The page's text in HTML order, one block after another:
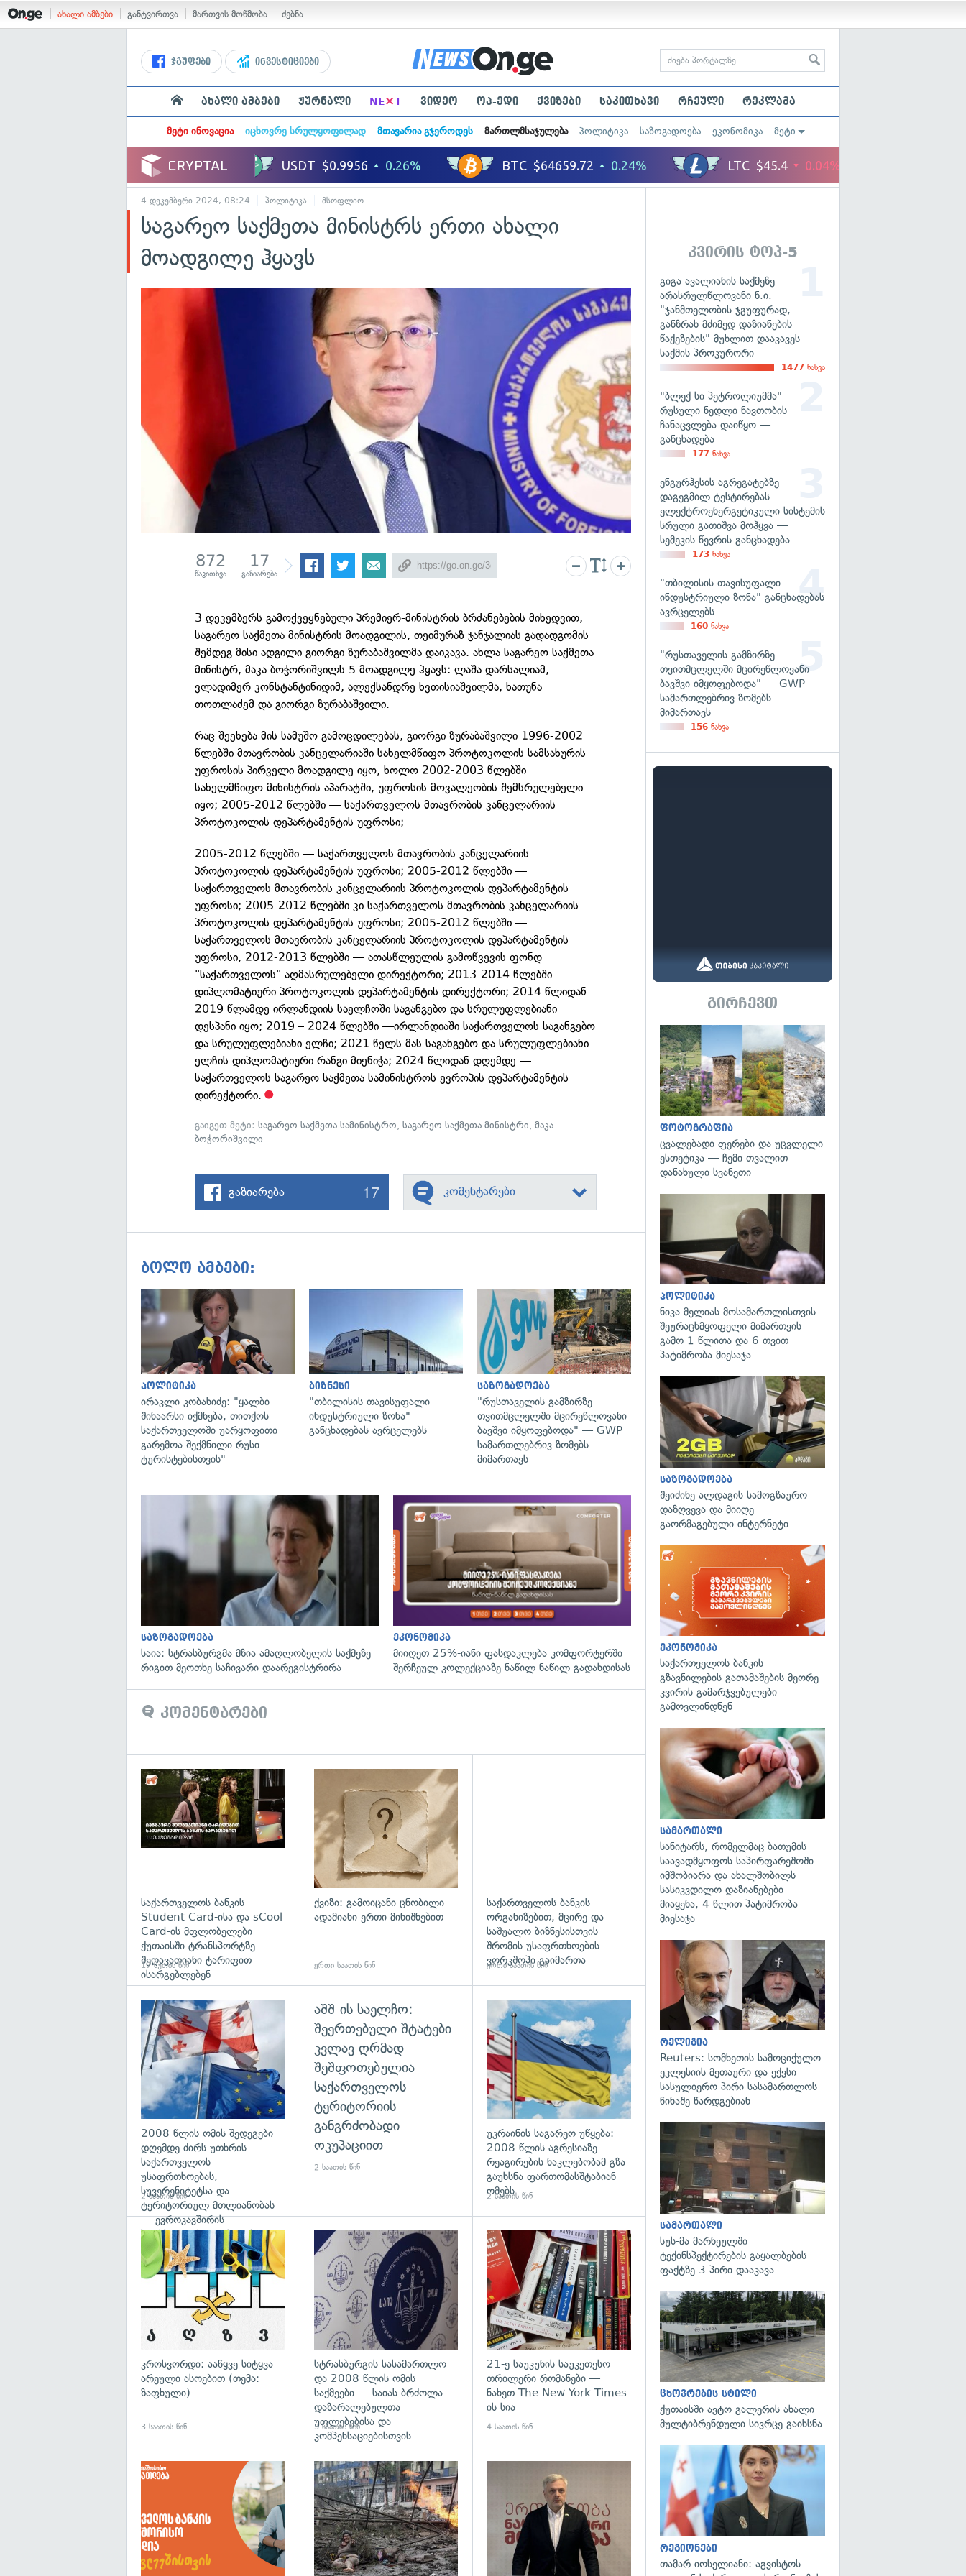
ახალი ამბები განტვირთვა მართვის მოწმობა ძებნა
ჯგუფები ინვესტიციები
ახალი ამბები ჟურნალი NE×T ვიდეო ოპ-ედი ქვიზები საკითხავი რჩეული რეკლამა
მეტი ინოვაცია იცხოვრე სრულყოფილად მთავარია გჯეროდეს მართლმსაჯულება პოლიტიკა საზოგადოება ეკონომიკა მეტი
4 დეკემბერი 2024, 08:24 პოლიტიკა მსოფლიო
საგარეო საქმეთა მინისტრს ერთი ახალი
მოადგილე ჰყავს
872
წაკითხვა
17
გაზიარება
3 დეკემბერს გამოქვეყნებული პრემიერ-მინისტრის ბრძანებების მიხედვით,
საგარეო საქმეთა მინისტრის მოადგილის, თეიმურაზ ჯანჯალიას გადადგომის
შემდეგ მისი ადგილი გიორგი ზურაბაშვილმა დაიკავა. ახლა საგარეო საქმეთა
მინისტრ, მაკა ბოჭორიშვილს 5 მოადგილე ჰყავს: ლაშა დარსალიამ,
ვლადიმერ კონსტანტინიდიმ, ალექსანდრე ხვთისიაშვილმა, ხათუნა
თოთლაძემ და გიორგი ზურაბაშვილი.
რაც შეეხება მის სამუშო გამოცდილებას, გიორგი ზურაბაშვილი 1996-2002
წლებში მთავრობის კანცელარიაში სახელმწიფო პროტოკოლის სამსახურის
უფროსის პირველი მოადგილე იყო, ხოლო 2002-2003 წლებში
სახელმწიფო მინისტრის აპარატში, უფროსის მოვალეობის შემსრულებელი
იყო; 2005-2012 წლებში — საქართველოს მთავრობის კანცელარიის
პროტოკოლის დეპარტამენტის უფროსი;
2005-2012 წლებში — საქართველოს მთავრობის კანცელარიის
პროტოკოლის დეპარტამენტის უფროსი; 2005-2012 წლებში —
საქართველოს მთავრობის კანცელარიის პროტოკოლის დეპარტამენტის
უფროსი; 2005-2012 წლებში კი საქართველოს მთავრობის კანცელარიის
პროტოკოლის დეპარტამენტის უფროსი; 2005-2012 წლებში —
საქართველოს მთავრობის კანცელარიის პროტოკოლის დეპარტამენტის
უფროსი, 2012-2013 წლებში — ათასწლეულის გამოწვევის ფონდ
"საქართველოს" აღმასრულებელი დირექტორი; 2013-2014 წლებში
დიპლომატიური პროტოკოლის დეპარტამენტის დირექტორი; 2014 წლიდან
2019 წლამდე ირლანდიის საელჩოში საგანგებო და სრულუფლებიანი
დესპანი იყო; 2019 – 2024 წლებში —ირლანდიაში საქართველოს საგანგებო
და სრულუფლებიანი ელჩი; 2021 წელს მას საგანგებო და სრულუფლებიანი
ელჩის დიპლომატიური რანგი მიენიჭა; 2024 წლიდან დღემდე —
საქართველოს საგარეო საქმეთა სამინისტროს ევროპის დეპარტამენტის
დირექტორი.
გაიგეთ მეტი:საგარეო საქმეთა სამინისტრო,საგარეო საქმეთა მინისტრი,მაკა
ბოჭორიშვილი
გაზიარება 17 კომენტარები
ბოლო ამბები:
პოლიტიკა
ირაკლი კობახიძე: "ყალბი
შინაარსი იქმნება, თითქოს
საქართველოში უარყოფითი
გარემოა შექმნილი რუსი
ტურისტებისთვის"
გადახედვა
ბიზნესი
"თბილისის თავისუფალი
ინდუსტრიული ზონა"
განცხადებას ავრცელებს
საზოგადოება
"რუსთაველის გამზირზე
თვითმცლელში მცირეწლოვანი
ბავშვი იმყოფებოდა" — GWP
სამართლებრივ ზომებს
მიმართავს
გადახედვა
საზოგადოება
საია: სტრასბურგმა მზია ამაღლობელის საქმეზე
რიგით მეოთხე საჩივარი დაარეგისტრირა
ეკონომიკა
მიიღეთ 25%-იანი ფასდაკლება კომფორტერში
შერჩეულ კოლექციაზე ნაწილ-ნაწილ გადახდისას
კომენტარები
საქართველოს ბანკის
Student Card-ისა და sCool
Card-ის მფლობელები
ქუთაისში ტრანსპორტზე
შეღავათიანი ტარიფით
ისარგებლებენ
17 წუთის წინ
ქვიზი: გამოიცანი ცნობილი
ადამიანი ერთი მინიშნებით
ერთი საათის წინ
საქართველოს ბანკის
ორგანიზებით, მცირე და
საშუალო ბიზნესისთვის
შრომის უსაფრთხოების
ვორკშოპი გაიმართა
ერთი საათის წინ
გადახედვა
2008 წლის ომის შედეგები
დღემდე ძირს უთხრის
საქართველოს
უსაფრთხოებას,
სუვერენიტეტსა და
ტერიტორიულ მთლიანობას
— ევროკავშირის
პრესპიკერის განცხადება
2 საათის წინ
აშშ-ის საელჩო:
შეერთებული შტატები
კვლავ ღრმად
შეშფოთებულია
საქართველოს
ტერიტორიის
განგრძობადი
ოკუპაციით
2 საათის წინ
გადახედვა
უკრაინის საგარეო უწყება:
2008 წლის აგრესიაზე
რეაგირების ნაკლებობამ გზა
გაუხსნა ფართომასშტაბიან
ომებს
2 საათის წინ
გადახედვა
კროსვორდი: ააწყვე სიტყვა
არეული ასოებით (თემა:
ზაფხული)
3 საათის წინ
გადახედვა
სტრასბურგის სასამართლო
და 2008 წლის ომის
საქმეები — საიას ბრძოლა
დაზარალებულთა
უფლებებისა და
კომპენსაციებისთვის
3 საათის წინ
გადახედვა
21-ე საუკუნის საუკეთესო
თრილერი რომანები —
ნახეთ The New York Times-
ის სია
4 საათის წინ
გადახედვა
კვირის ტოპ-5
გიგა ავალიანის საქმეზე
არასრულწლოვანი ნ.ი.
"ჯანმთელობის ჯგუფურად,
განზრახ მძიმედ დაზიანების
წაქეზების" მუხლით დააკავეს —
საქმის პროკურორი
1477 ნახვა
"ბლექ სი პეტროლიუმმა"
რუსული ნედლი ნავთობის
ჩანაცვლება დაიწყო —
განცხადება
177 ნახვა
ენგურჰესის აგრეგატებზე
დაგეგმილ ტესტირებას
ელექტროენერგეტიკული სისტემის
სრული გათიშვა მოჰყვა —
სემეკის წევრის განცხადება
173 ნახვა
"თბილისის თავისუფალი
ინდუსტრიული ზონა" განცხადებას
ავრცელებს
160 ნახვა
"რუსთაველის გამზირზე
თვითმცლელში მცირეწლოვანი
ბავშვი იმყოფებოდა" — GWP
სამართლებრივ ზომებს
მიმართავს
156 ნახვა
გირჩევთ
ფოტოგრაფია
ცვალებადი ფერები და უცვლელი
ესთეტიკა — ჩემი თვალით
დანახული სვანეთი
პოლიტიკა
ნიკა მელიას მოსამართლისთვის
შეურაცხმყოფელი მიმართვის
გამო 1 წლითა და 6 თვით
პატიმრობა მიესაჯა
საზოგადოება
შეიძინე ალდაგის სამოგზაურო
დაზღვევა და მიიღე
გაორმაგებული ინტერნეტი
ეკონომიკა
საქართველოს ბანკის
გზავნილების გათამაშების მეორე
კვირის გამარჯვებულები
გამოვლინდნენ
სამართალი
სანიტარს, რომელმაც ბათუმის
საავადმყოფოს საპირფარეშოში
იმშობიარა და ახალშობილს
სასიკვდილო დაზიანებები
მიაყენა, 4 წლით პატიმრობა
მიესაჯა
რელიგია
Reuters: სომხეთის სამოციქულო
ეკლესიის მეთაური და ექვსი
სასულიერო პირი სასამართლოს
წინაშე წარდგებიან
სამართალი
სუს-მა მარნეულში
ტექინსპექტირების გაყალბების
ფაქტზე 3 პირი დააკავა
ცხოვრების სტილი
ქუთაისში ავტო გალერის ახალი
მულტიბრენდული სივრცე გაიხსნა
რეგიონები
თამარ იოსელიანი: აგვისტოს